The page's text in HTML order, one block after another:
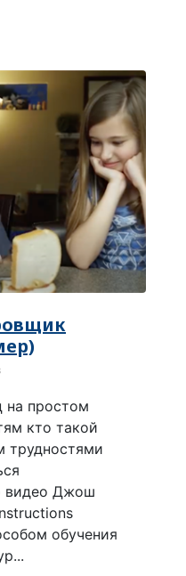
на простом
кто такой
трудностями
видео Джош
обучения